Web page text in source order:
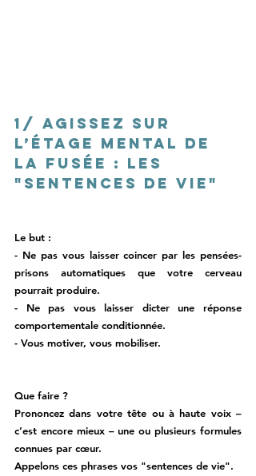
1/ Agissez sur
l’étage mental de
la fusée : les
"sentences de vie"
Le but :
- Ne pas vous laisser coincer par les pensées-
prisons automatiques que votre cerveau
pourrait produire.
- Ne pas vous laisser dicter une réponse
comportementale conditionnée.
- Vous motiver, vous mobiliser.
Que faire ?
Prononcez dans votre tête ou à haute voix –
c’est encore mieux – une ou plusieurs formules
connues par cœur.
Appelons ces phrases vos "sentences de vie".